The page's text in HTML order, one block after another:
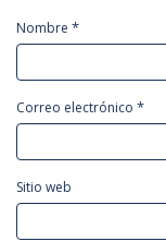
Nombre *
Correo electrónico *
Sitio web